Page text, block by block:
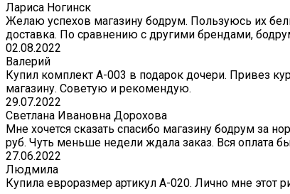
Лариса Ногинск
Желаю успехов магазину бодрум. Пользуюсь их
доставка. По сравнению с другими брендами,
02.08.2022
Валерий
Купил комплект A-003 в подарок дочери. Привез
магазину. Советую и рекомендую.
29.07.2022
Светлана Ивановна Дорохова
Мне хочется сказать спасибо магазину бодрум за
руб. Чуть меньше недели ждала заказ. Вся оплата
27.06.2022
Людмила
Купила евроразмер артикул А-020. Лично мне этот